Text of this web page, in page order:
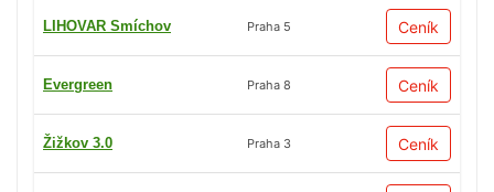
LIHOVAR Smíchov Praha 5 Ceník
Evergreen Praha 8 Ceník
Žižkov 3.0 Praha 3 Ceník